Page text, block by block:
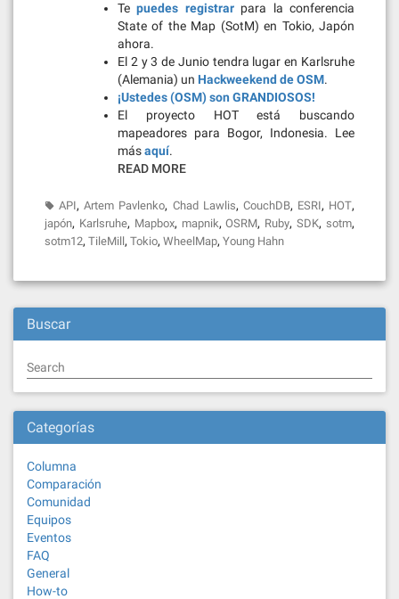
Tepuedes registrarpara la conferencia
State of the Map (SotM) en Tokio, Japón
ahora.
El 2 y 3 de Junio tendra lugar en Karlsruhe
(Alemania) un Hackweekend de OSM.
¡Ustedes (OSM) son GRANDIOSOS!
El proyecto HOT está buscando
mapeadores para Bogor, Indonesia. Lee
másaquí.
READ MORE
API,Artem Pavlenko, Chad Lawlis, CouchDB, ESRI, HOT,
japón, Karlsruhe, Mapbox, mapnik,OSRM, Ruby,SDK,sotm,
sotm12, TileMill, Tokio, WheelMap, Young Hahn
Buscar
Search
Categorías
Columna
Comparación
Comunidad
Equipos
Eventos
FAQ
General
How-to